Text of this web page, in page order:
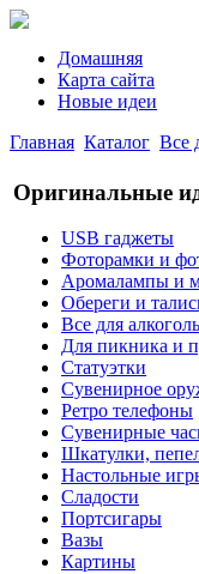
Домашняя
Карта сайта
Новые идеи
Главная Каталог Все
Оригинальные
USB гаджеты
Фоторамки и
Аромалампы и
Обереги и
Все для
Для пикника и
Статуэтки
Сувенирное
Ретро телефоны
Сувенирные
Шкатулки,
Настольные
Сладости
Портсигары
Вазы
Картины